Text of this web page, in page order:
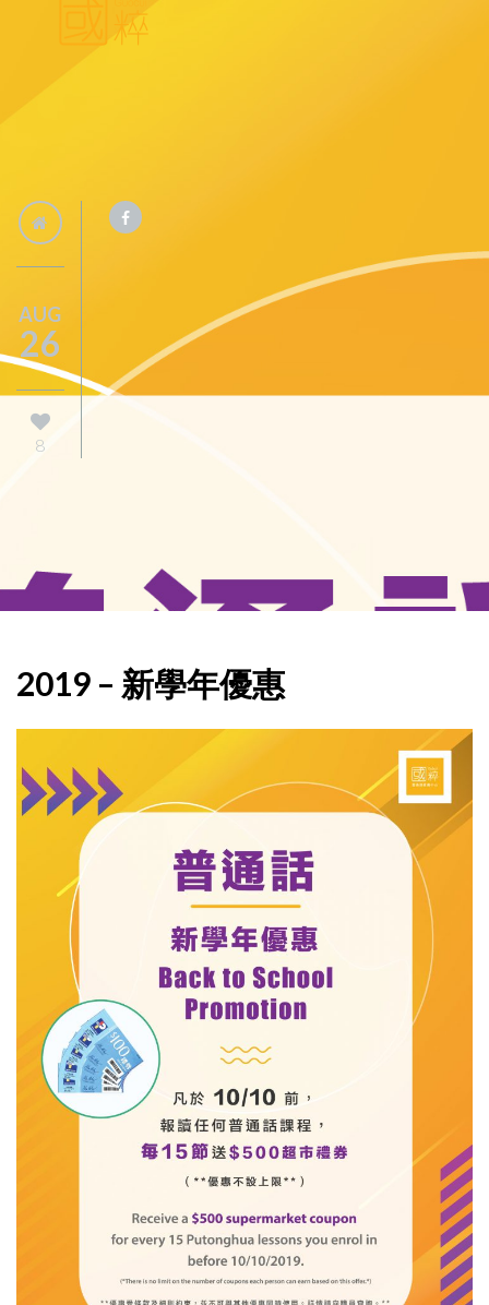
AUG
26
8
2019 – 新學年優惠